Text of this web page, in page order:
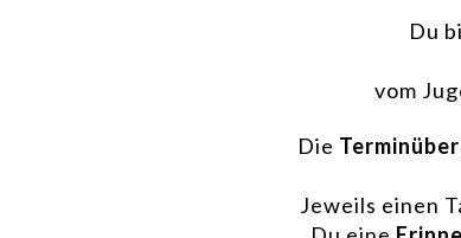
Du
vom
Die
Jeweils einen